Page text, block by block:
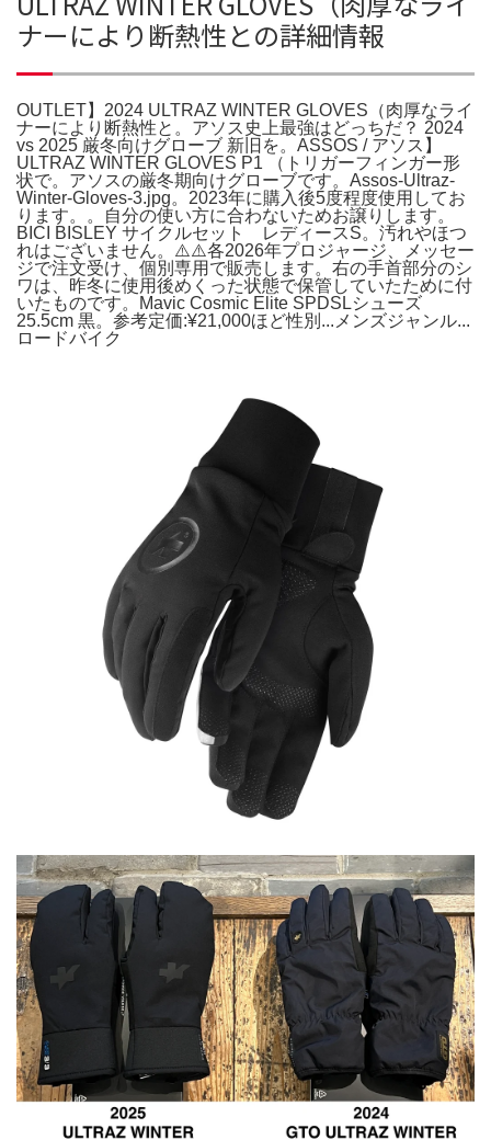
ナーにより断熱性との詳細情報
OUTLET】2024 ULTRAZ WINTER GLOVES（肉厚なライ
ナーにより断熱性と。アソス史上最強はどっちだ？ 2024
vs 2025 厳冬向けグローブ 新旧を。ASSOS / アソス】
ULTRAZ WINTER GLOVES P1 （トリガーフィンガー形
状で。アソスの厳冬期向けグローブです。Assos-Ultraz-
Winter-Gloves-3.jpg。2023年に購入後5度程度使用してお
ります。。自分の使い方に合わないためお譲りします。
BICI BISLEY サイクルセット レディースS。汚れやほつ
れはございません。⚠️⚠️各2026年プロジャージ、メッセー
ジで注文受け、個別専用で販売します。右の手首部分のシ
ワは、昨冬に使用後めくった状態で保管していたために付
いたものです。Mavic Cosmic Elite SPDSLシューズ
25.5cm 黒。参考定価:¥21,000ほど性別...メンズジャンル...
ロードバイク